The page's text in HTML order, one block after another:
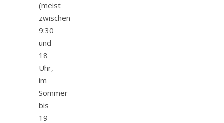
(meist
zwischen
9:30
und
18
Uhr,
im
Sommer
bis
19